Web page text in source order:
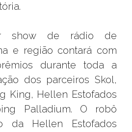
show de rádio de
e região contará com
durante toda a
dos parceiros Skol,
King, Hellen Estofados
Palladium. O robô
da Hellen Estofados